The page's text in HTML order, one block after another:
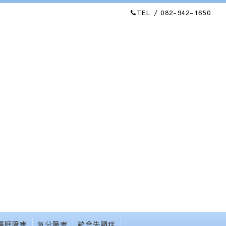
TEL / 082-942-1650
眠障害 気分障害 統合失調症